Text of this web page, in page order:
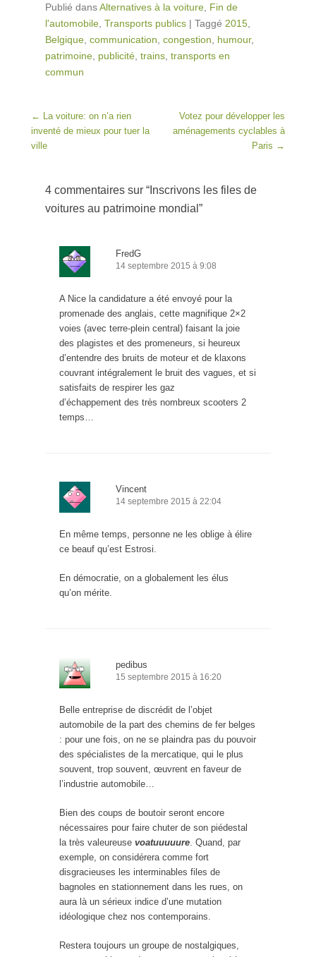
Publié dansAlternatives à la voiture Fin de
l'automobile Transports publics | Taggé 2015
Belgique communication congestion humour,
patrimoine publicité trains transports en
commun
Post navigation
←
La voiture: on n’a rien
inventé de mieux pour tuer la
ville
Votez pour développer les
aménagements cyclables à
Paris →
4 commentaires sur “ Inscrivons les files de
voitures au patrimoine mondial ”
FredG
14 septembre 2015 à 9:08
A Nice la candidature a été envoyé pour la
promenade des anglais, cette magnifique 2×2
voies (avec terre-plein central) faisant la joie
des plagistes et des promeneurs, si heureux
d’entendre des bruits de moteur et de klaxons
couvrant intégralement le bruit des vagues, et si
satisfaits de respirer les gaz
d’échappement des très nombreux scooters 2
temps…
Vincent
14 septembre 2015 à 22:04
En même temps, personne ne les oblige à élire
ce beauf qu’est Estrosi.
En démocratie, on a globalement les élus
qu’on mérite.
pedibus
15 septembre 2015 à 16:20
Belle entreprise de discrédit de l’objet
automobile de la part des chemins de fer belges
: pour une fois, on ne se plaindra pas du pouvoir
des spécialistes de la mercatique, qui le plus
souvent, trop souvent, œuvrent en faveur de
l’industrie automobile…
Bien des coups de boutoir seront encore
nécessaires pour faire chuter de son piédestal
la très valeureuse voatuuuuure . Quand, par
exemple, on considérera comme fort
disgracieuses les interminables files de
bagnoles en stationnement dans les rues, on
aura là un sérieux indice d’une mutation
idéologique chez nos contemporains.
Restera toujours un groupe de nostalgiques,